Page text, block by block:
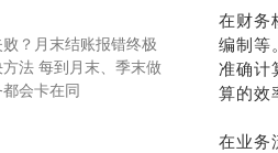
？月末结账报错终极
法 每到月末、季末做
会卡在同
在财务
编制等
准确计
算的效
在业务